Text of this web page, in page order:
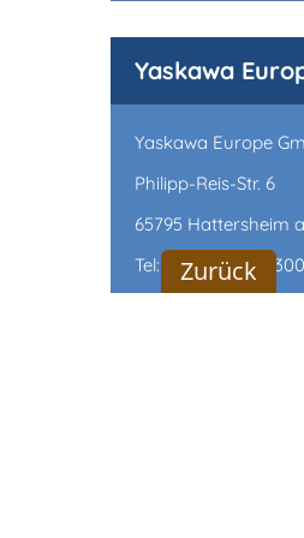
Yaskawa
Yaskawa Europe
Philipp-Reis-Str. 6
65795 Hattersheim
Tel: +49 6196 569-300
Zurück